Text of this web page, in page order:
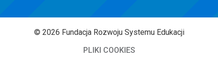
© 2026 Fundacja Rozwoju Systemu Edukacji
PLIKI COOKIES